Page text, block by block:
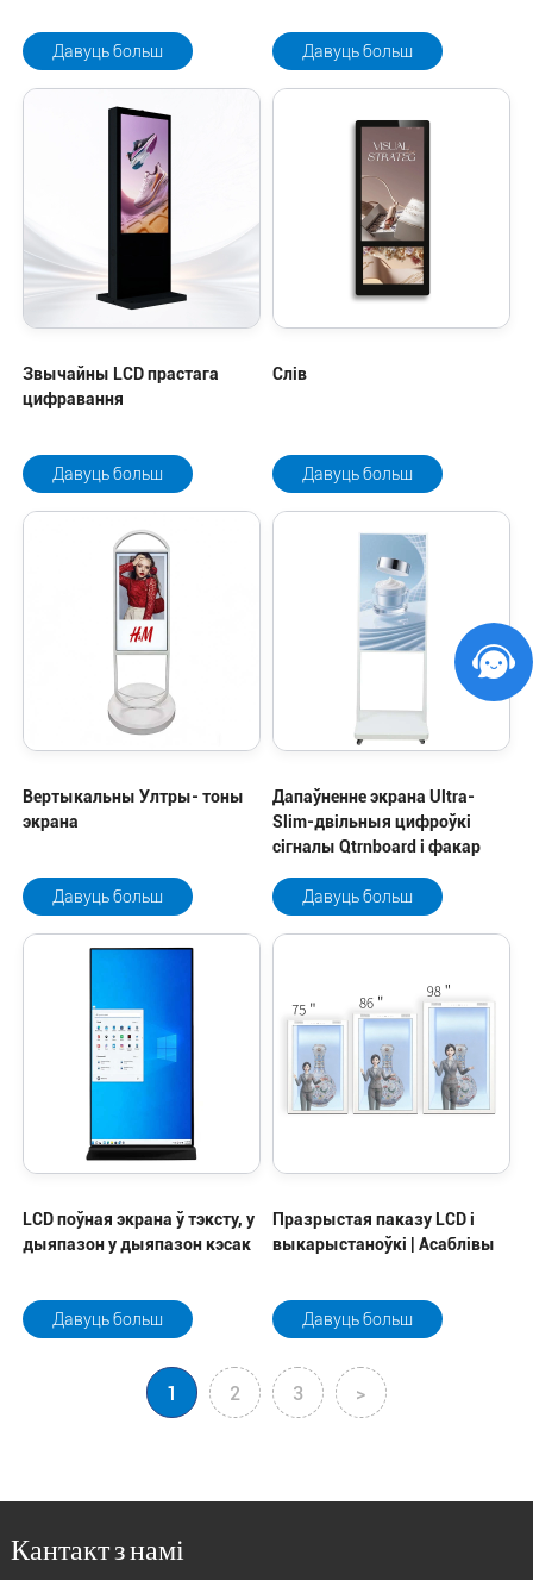
Давуць больш Давуць больш
Звычайны LCD прастага
цифравання
Давуць больш
Слів
Давуць больш
Вертыкальны Ултры- тоны
экрана
Давуць больш
Дапаўненне экрана Ultra-
Slim-двільныя цифроўкі
сігналы Qtrnboard і факар
Давуць больш
LCD поўная экрана ў тэксту, у
дыяпазон у дыяпазон кэсак
Давуць больш
Празрыстая паказу LCD і
выкарыстаноўкі | Асаблівы
Давуць больш
1 2 3 >
Кантакт з намі